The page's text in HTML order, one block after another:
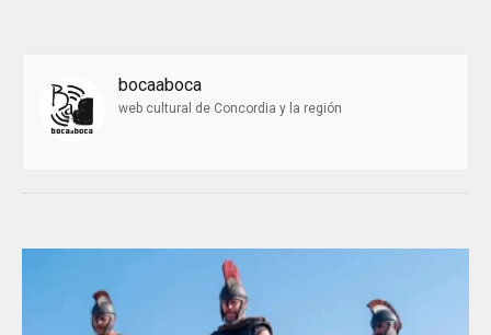
bocaaboca
web cultural de Concordia y la región